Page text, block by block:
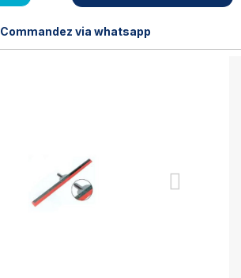
Commandez via whatsapp